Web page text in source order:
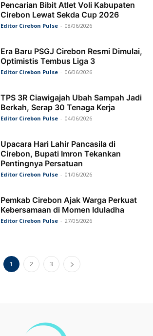
Pencarian Bibit Atlet Voli Kabupaten
Cirebon Lewat Sekda Cup 2026
Editor Cirebon Pulse - 08/06/2026
Era Baru PSGJ Cirebon Resmi Dimulai,
Optimistis Tembus Liga 3
Editor Cirebon Pulse - 06/06/2026
TPS 3R Ciawigajah Ubah Sampah Jadi
Berkah, Serap 30 Tenaga Kerja
Editor Cirebon Pulse - 04/06/2026
Upacara Hari Lahir Pancasila di
Cirebon, Bupati Imron Tekankan
Pentingnya Persatuan
Editor Cirebon Pulse - 01/06/2026
Pemkab Cirebon Ajak Warga Perkuat
Kebersamaan di Momen Iduladha
Editor Cirebon Pulse - 27/05/2026
1 2 3